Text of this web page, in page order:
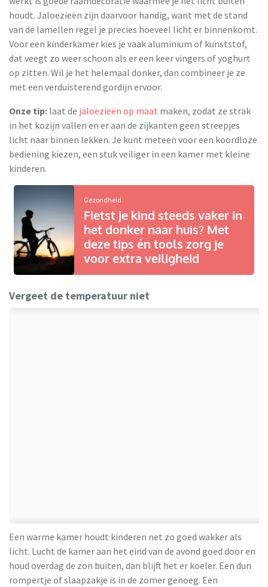
houdt. Jaloezieën zijn daarvoor handig, want met de stand
van de lamellen regel je precies hoeveel licht er binnenkomt.
Voor een kinderkamer kies je vaak aluminium of kunststof,
dat veegt zo weer schoon als er een keer vingers of yoghurt
op zitten. Wil je het helemaal donker, dan combineer je ze
met een verduisterend gordijn ervoor.
Onze tip: laat de jaloezieën op maat maken, zodat ze strak
in het kozijn vallen en er aan de zijkanten geen streepjes
licht naar binnen lekken. Je kunt meteen voor een koordloze
bediening kiezen, een stuk veiliger in een kamer met kleine
kinderen.
Gezondheid
Fietst je kind steeds vaker in
het donker naar huis? Met
deze tips én tools zorg je
voor extra veiligheid
Vergeet de temperatuur niet
Een warme kamer houdt kinderen net zo goed wakker als
licht. Lucht de kamer aan het eind van de avond goed door en
houd overdag de zon buiten, dan blijft het er koeler. Een dun
rompertje of slaapzakje is in de zomer genoeg. Een